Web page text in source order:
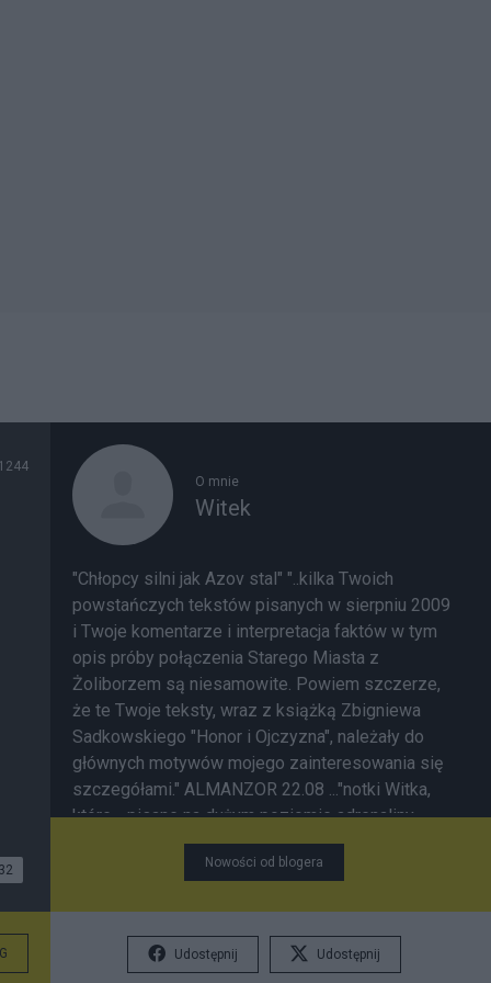
1244
32
O mnie
Witek
"Chłopcy silni jak Azov stal" "..kilka Twoich
powstańczych tekstów pisanych w sierpniu 2009
i Twoje komentarze i interpretacja faktów w tym
opis próby połączenia Starego Miasta z
Żoliborzem są niesamowite. Powiem szczerze,
że te Twoje teksty, wraz z książką Zbigniewa
Sadkowskiego "Honor i Ojczyzna", należały do
głównych motywów mojego zainteresowania się
szczegółami." ALMANZOR 22.08 ..."notki Witka,
które - pisane na dużym poziomie adrenaliny -
raczej się chłonie niż czyta." " Prawda o
Powstaniu, rozpoznawana na poziomie wydarzeń
niespodziewaną moc oczyszczania Pamięci z
ideolog. stereotypów i kłamstw. Wszak Historia w
Nowości od blogera
Udostępnij Udostępnij